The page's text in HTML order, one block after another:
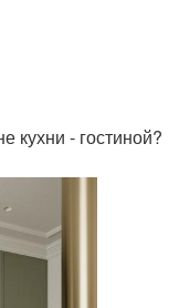
кухни - гостиной?